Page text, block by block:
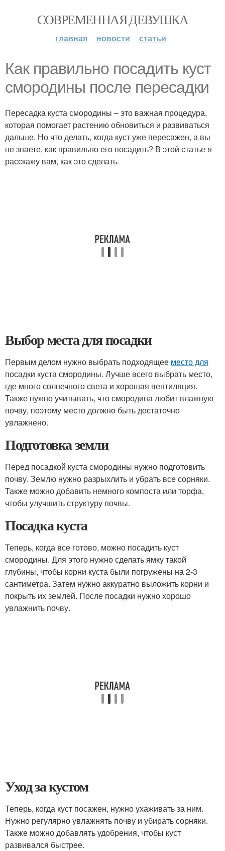
СОВРЕМЕННАЯ ДЕВУШКА
главная новости статьи
Как правильно посадить куст
смородины после пересадки
Пересадка куста смородины – это важная процедура,
которая помогает растению обновиться и развиваться
дальше. Но что делать, когда куст уже пересажен, а вы
не знаете, как правильно его посадить? В этой статье я
расскажу вам, как это сделать.
Выбор места для посадки
Первым делом нужно выбрать подходящее место для
посадки куста смородины. Лучше всего выбрать место,
где много солнечного света и хорошая вентиляция.
Также нужно учитывать, что смородина любит влажную
почву, поэтому место должно быть достаточно
увлажнено.
Подготовка земли
Перед посадкой куста смородины нужно подготовить
почву. Землю нужно разрыхлить и убрать все сорняки.
Также можно добавить немного компоста или торфа,
чтобы улучшить структуру почвы.
Посадка куста
Теперь, когда все готово, можно посадить куст
смородины. Для этого нужно сделать ямку такой
глубины, чтобы корни куста были погружены на 2-3
сантиметра. Затем нужно аккуратно выложить корни и
покрыть их землей. После посадки нужно хорошо
увлажнить почву.
Уход за кустом
Теперь, когда куст посажен, нужно ухаживать за ним.
Нужно регулярно увлажнять почву и убирать сорняки.
Также можно добавлять удобрения, чтобы куст
развивался быстрее.